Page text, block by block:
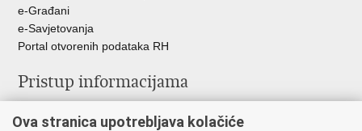
e-Građani
e-Savjetovanja
Portal otvorenih podataka RH
Pristup informacijama
Savjetovanje
Ova stranica upotrebljava kolačiće